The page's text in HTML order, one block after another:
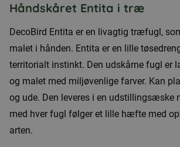
Håndskåret Entita i træ
DecoBird Entita er en livagtig træfugl,
malet i hånden. Entita er en lille
territorialt instinkt. Den udskårne fugl er
og malet med miljøvenlige farver. Kan
og ude. Den leveres i en udstillingsæske
med hver fugl følger et lille hæfte med
arten.